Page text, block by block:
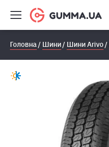
Головна Шини Шини Arivo